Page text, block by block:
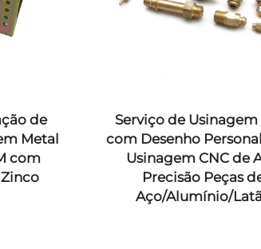
de
Metal
com
Serviço de Usinagem
com Desenho
Usinagem CNC de
Precisão Peças
Aço/Alumínio/